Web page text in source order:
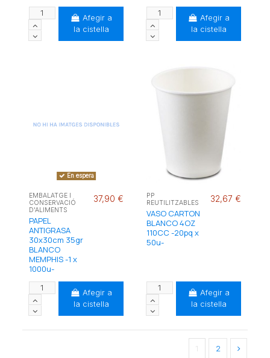
Afegir a
la cistella
Afegir a
la cistella
En espera
EMBALATGE I
CONSERVACIÓ
D'ALIMENTS
PAPEL
ANTIGRASA
30x30cm 35gr
BLANCO
MEMPHIS -1 x
1000u-
37,90 €
Afegir a
la cistella
PP
REUTILITZABLES
VASO CARTON
BLANCO 4OZ
110CC -20pq x
50u-
32,67 €
Afegir a
la cistella
1 2